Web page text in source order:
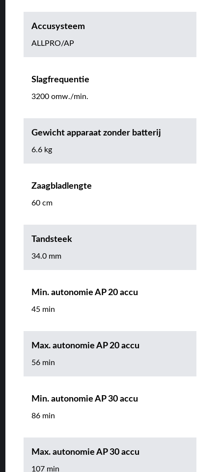
Accusysteem
ALLPRO/AP
Slagfrequentie
3200 omw./min.
Gewicht apparaat zonder batterij
6.6 kg
Zaagbladlengte
60 cm
Tandsteek
34.0 mm
Min. autonomie AP 20 accu
45 min
Max. autonomie AP 20 accu
56 min
Min. autonomie AP 30 accu
86 min
Max. autonomie AP 30 accu
107 min